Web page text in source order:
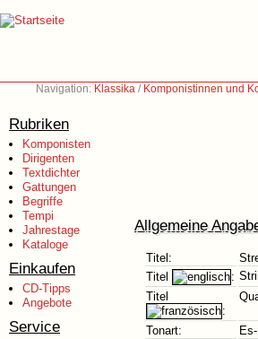
Navigation: Klassika / Komponistinnen und
Rubriken
Komponisten
Dirigenten
Textdichter
Gattungen
Begriffe
Tempi
Jahrestage
Kataloge
Einkaufen
CD-Tipps
Angebote
Service
Allgemeine
Titel:
Titel
:
Titel
:
Tonart: